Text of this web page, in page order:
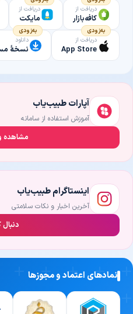
دریافت از
کافه‌بازار
دریافت از
مایکت
به‌زودی
دریافت از
App Store
به‌زودی
دانلود
نسخهٔ
آپارات طبیب‌یاب
آموزش استفاده از سامانه
مشاهده
اینستاگرام طبیب‌یاب
آخرین اخبار و نکات سلامتی
نمادهای اعتماد و مجوزها